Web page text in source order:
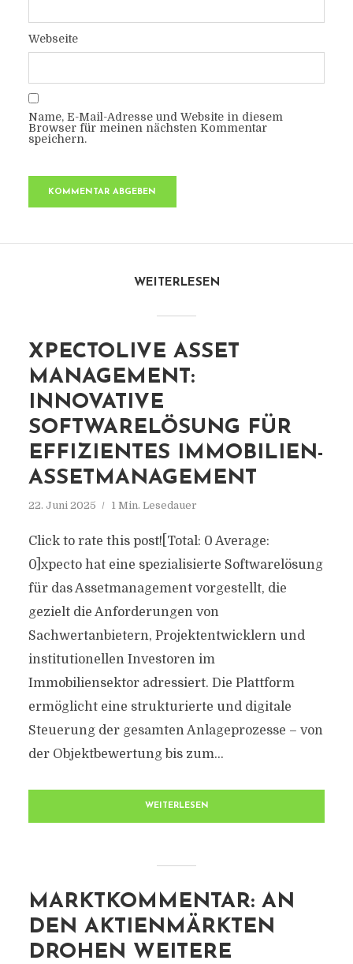
Webseite
Name, E-Mail-Adresse und Website in diesem
Browser für meinen nächsten Kommentar
speichern.
WEITERLESEN
XPECTOLIVE ASSET
MANAGEMENT:
INNOVATIVE
SOFTWARELÖSUNG FÜR
EFFIZIENTES IMMOBILIEN-
ASSETMANAGEMENT
22. Juni 2025 1 Min. Lesedauer
Click to rate this post![Total: 0 Average:
0]xpecto hat eine spezialisierte Softwarelösung
für das Assetmanagement vorgestellt, die
gezielt die Anforderungen von
Sachwertanbietern, Projektentwicklern und
institutionellen Investoren im
Immobiliensektor adressiert. Die Plattform
ermöglicht eine strukturierte und digitale
Steuerung der gesamten Anlageprozesse – von
der Objektbewertung bis zum...
WEITERLESEN
MARKTKOMMENTAR: AN
DEN AKTIENMÄRKTEN
DROHEN WEITERE